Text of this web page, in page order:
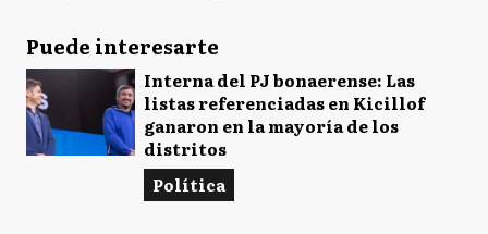
Puede interesarte
Interna del PJ bonaerense: Las
listas referenciadas en Kicillof
ganaron en la mayoría de los
distritos
Política